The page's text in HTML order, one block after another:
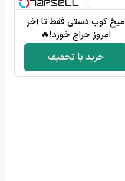
میخ کوب دستی فقط تا آخر
امروز حراج خورد!🔥
خرید با تخفیف